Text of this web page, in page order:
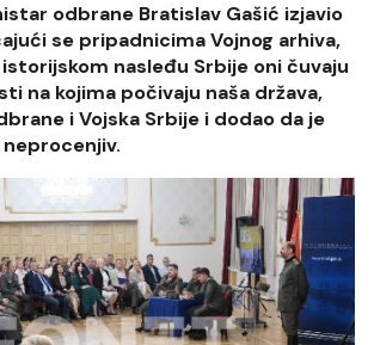
odbrane Bratislav Gašić izjavio
se pripadnicima Vojnog arhiva,
nasleđu Srbije oni čuvaju
na kojima počivaju naša država,
i Vojska Srbije i dodao da je